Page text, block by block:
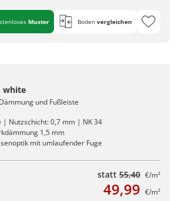
Muster Boden vergleichen
white
und Fußleiste
| Nutzschicht: 0,7 mm | NK 34
1,5 mm
mit umlaufender Fuge
statt 55,40 €/m²
49,99 €/m²